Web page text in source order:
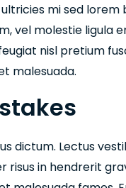
mi sed
vel molestie ligula
nisl pretium
malesuada.
dictum. Lectus
in hendrerit